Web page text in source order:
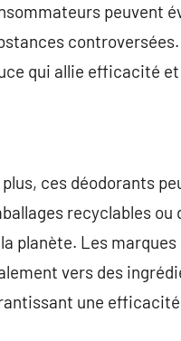
peuvent
qui allie efficacité
plus, ces déodorants
recyclables
planète. Les
vers des
une